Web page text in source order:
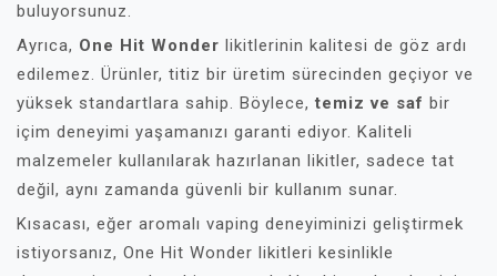
buluyorsunuz.
Ayrıca, One Hit Wonder likitlerinin kalitesi de göz ardı
edilemez. Ürünler, titiz bir üretim sürecinden geçiyor ve
yüksek standartlara sahip. Böylece,temiz ve saf bir
içim deneyimi yaşamanızı garanti ediyor. Kaliteli
malzemeler kullanılarak hazırlanan likitler, sadece tat
değil, aynı zamanda güvenli bir kullanım sunar.
Kısacası, eğer aromalı vaping deneyiminizi geliştirmek
istiyorsanız, One Hit Wonder likitleri kesinlikle